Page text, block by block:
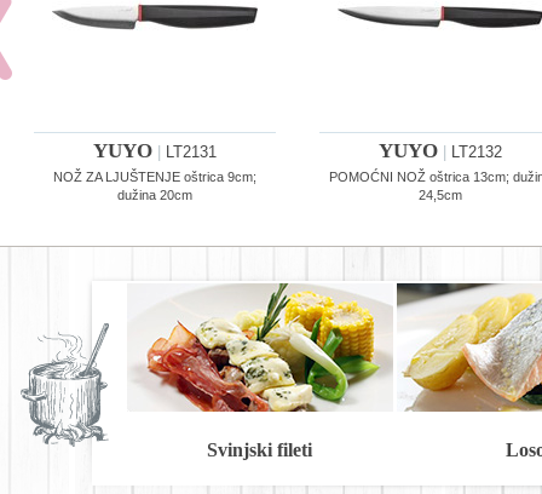
YUYO LT2131
NOŽ ZA LJUŠTENJE oštrica 9cm;
dužina 20cm
YUYO LT2132
POMOĆNI NOŽ oštrica 13cm;
24,5cm
Svinjski fileti